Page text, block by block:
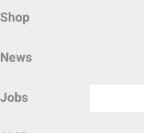
Shop
News
Jobs